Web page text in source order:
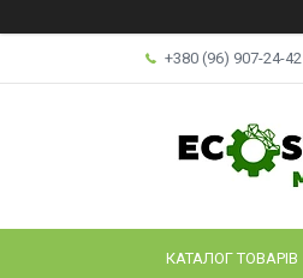
+380 (96) 907-24-42
КАТАЛОГ ТОВАРІВ